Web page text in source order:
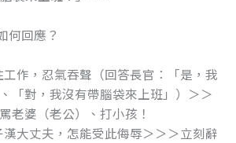
何回應？
工作，忍氣吞聲（回答長官：「是，我
「對，我沒有帶腦袋來上班」）＞＞
老婆（老公）、打小孩！
漢大丈夫，怎能受此侮辱＞＞＞立刻辭